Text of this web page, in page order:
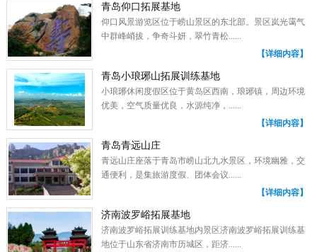
青岛仰口拓展基地
仰口风景游览区位于崂山景区的东北部。景区岚光霭气
中群峰峭拔，争奇斗妍，翠竹青松......
【详细内容】
青岛小琅琊山拓展训练基地
小琅琊休闲度假区位于黄岛区西南，琅琊镇，周边环境
优美，空气质量优良，水源纯净，......
【详细内容】
青岛青远山庄
青远山庄座落于青岛市崂山北九水景区，环境幽雅，交
通便利，是集旅游度假、团体会议......
【详细内容】
济南波罗峪拓展基地
济南波罗峪拓展训练基地内景区济南波罗峪拓展训练基
地位于山东省济南市历城区，距济......